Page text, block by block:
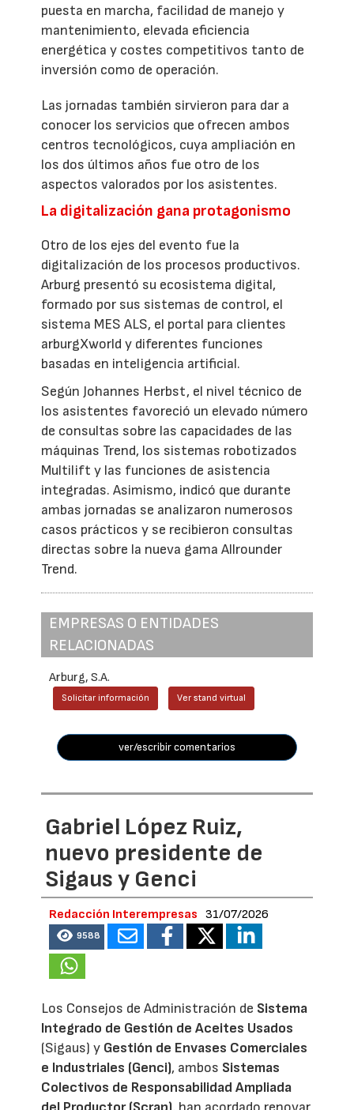
puesta en marcha, facilidad de manejo y
mantenimiento, elevada eficiencia
energética y costes competitivos tanto de
inversión como de operación.
Las jornadas también sirvieron para dar a
conocer los servicios que ofrecen ambos
centros tecnológicos, cuya ampliación en
los dos últimos años fue otro de los
aspectos valorados por los asistentes.
La digitalización gana protagonismo
Otro de los ejes del evento fue la
digitalización de los procesos productivos.
Arburg presentó su ecosistema digital,
formado por sus sistemas de control, el
sistema MES ALS, el portal para clientes
arburgXworld y diferentes funciones
basadas en inteligencia artificial.
Según Johannes Herbst, el nivel técnico de
los asistentes favoreció un elevado número
de consultas sobre las capacidades de las
máquinas Trend, los sistemas robotizados
Multilift y las funciones de asistencia
integradas. Asimismo, indicó que durante
ambas jornadas se analizaron numerosos
casos prácticos y se recibieron consultas
directas sobre la nueva gama Allrounder
Trend.
EMPRESAS O ENTIDADES
RELACIONADAS
Arburg, S.A.
Solicitar información Ver stand virtual
ver/escribir comentarios
Gabriel López Ruiz,
nuevo presidente de
Sigaus y Genci
Redacción Interempresas 31/07/2026
9588
Los Consejos de Administración de Sistema
Integrado de Gestión de Aceites Usados
(Sigaus) y Gestión de Envases Comerciales
e Industriales (Genci), ambos Sistemas
Colectivos de Responsabilidad Ampliada